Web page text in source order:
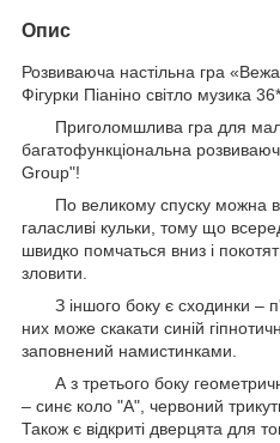
Опис
Розвиваюча настільна гра
Фігурки Піаніно світло музика
Приголомшлива гра для
багатофункціональна
Group"!
По великому спуску можна
галасливі кульки, тому що
швидко помчаться вниз і
зловити.
З іншого боку є сходинки –
них може скакати синій
заповнений намистинками.
А з третього боку
– синє коло "А", червоний
Також є відкриті дверцята для